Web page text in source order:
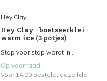
Hey Clay
Hey Clay - boetseerklei -
warm ice (3 potjes)
Stap voor stap wordt in...
Op voorraad
Voor 14.00 besteld, dezelfde